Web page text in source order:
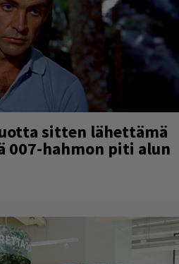
sitten lähettämä
hahmon piti alun